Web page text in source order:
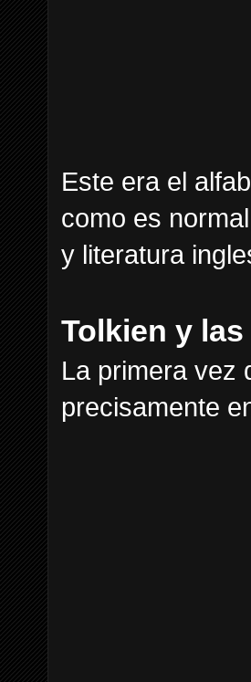
Este era el
como es
y literatura
Tolkien y
La primera vez
precisamente